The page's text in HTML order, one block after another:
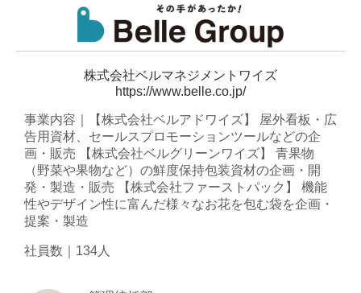
株式会社ベルマネジメントワイズ
https://www.belle.co.jp/
事業内容｜【株式会社ベルアドワイズ】 屋外看板・広
告用資材、セールスプロモーションツールなどの企
画・販売 【株式会社ベルグリーンワイズ】 青果物
（野菜や果物など）の鮮度保持包装資材の企画・開
発・製造・販売 【株式会社ファーストパック】 機能
性やデザイン性に富んだ様々なお花を包む袋を企画・
提案・製造
社員数｜134人